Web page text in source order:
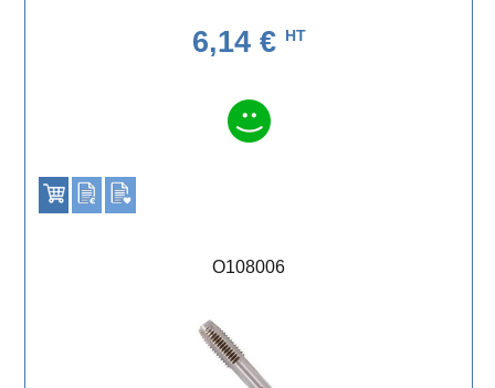
6,14 € HT
O108006